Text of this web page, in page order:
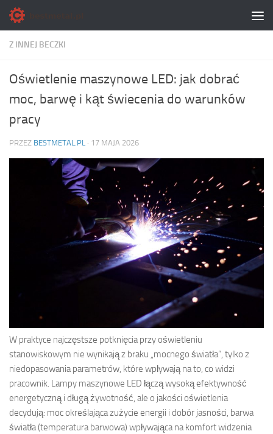
Skip to content
Z INNEJ BECZKI
Oświetlenie maszynowe LED: jak dobrać
moc, barwę i kąt świecenia do warunków
pracy
PRZEZ BESTMETAL.PL · 17 MAJA 2026
W praktyce najczęstsze potknięcia przy oświetleniu
stanowiskowym nie wynikają z braku „mocnego światła”, tylko z
niedopasowania parametrów, które wpływają na to, co widzi
pracownik. Lampy maszynowe LED łączą wysoką efektywność
energetyczną i długą żywotność, ale o jakości oświetlenia
decydują: moc określająca zużycie energii i dobór jasności, barwa
światła (temperatura barwowa) wpływająca na komfort widzenia